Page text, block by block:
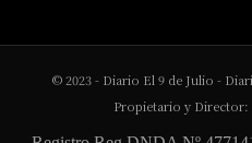
© 2023 - Diario El 9 de Julio -
Propietario y Director: